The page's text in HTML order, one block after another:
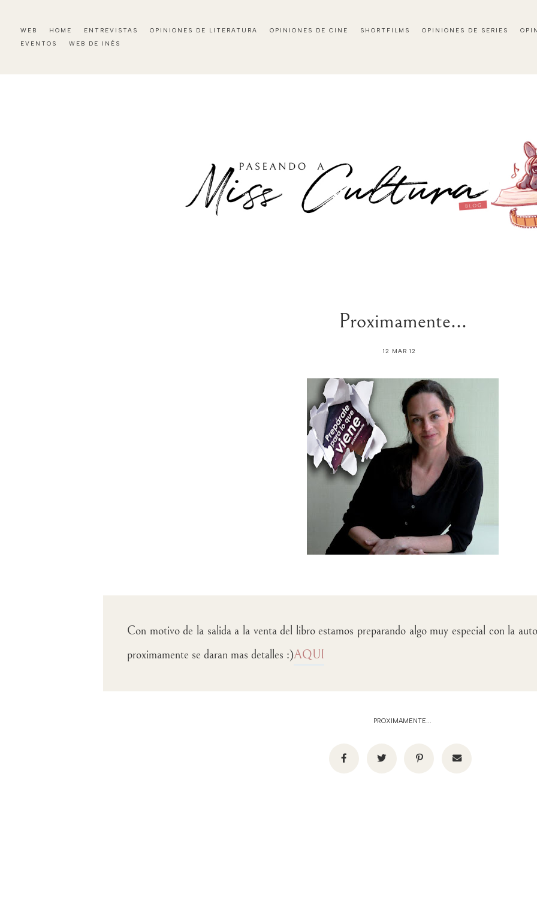
WEB HOME ENTREVISTAS OPINIONES DE LITERATURA OPINIONES DE CINE SHORTFILMS OPINIONES DE SERIES
EVENTOS
WEB DE INÉS
Proximamente...
12 MAR 12
Con motivo de la salida a la venta del libro estamos preparando algo muy especial con la
proximamente se daran mas detalles :)AQUI
PROXIMAMENTE...